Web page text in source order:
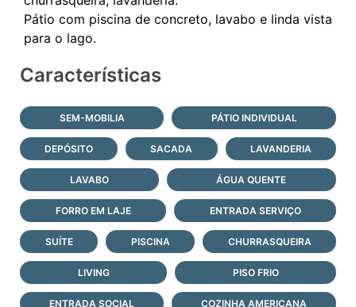
Pátio com piscina de concreto, lavabo e linda vista
Características
SEM-MOBILIA PÁTIO INDIVIDUAL
DEPÓSITO SACADA LAVANDERIA
LAVABO ÁGUA QUENTE
FORRO EM LAJE ENTRADA SERVIÇO
SUÍTE PISCINA CHURRASQUEIRA
LIVING PISO FRIO
ENTRADA SOCIAL COZINHA AMERICANA